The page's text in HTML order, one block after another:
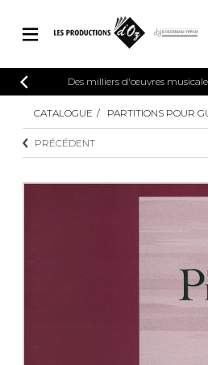
CATALOGUE
Explorez notre catalogue de
riche en œuvres originales et en
arrangements de qualité.
PARTITIONS POUR GUITARE
Des milliers d'œuvres
arrangements de qualité.
CATALOGUE PARTITIONS POUR
PRÉCÉDENT